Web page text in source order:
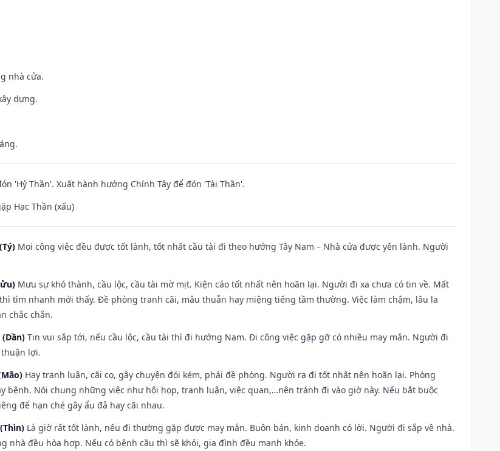
nhà cửa.
dựng.
'Hỷ Thần'. Xuất hành hướng Chính Tây để đón 'Tài Thần'.
Hạc Thần (xấu)
Mọi công việc đều được tốt lành, tốt nhất cầu tài đi theo hướng Tây Nam – Nhà cửa được yên lành. Người
Mưu sự khó thành, cầu lộc, cầu tài mờ mịt. Kiện cáo tốt nhất nên hoãn lại. Người đi xa chưa có tin về. Mất
tìm nhanh mới thấy. Đề phòng tranh cãi, mâu thuẫn hay miệng tiếng tầm thường. Việc làm chậm, lâu la
chắc chắn.
Tin vui sắp tới, nếu cầu lộc, cầu tài thì đi hướng Nam. Đi công việc gặp gỡ có nhiều may mắn. Người đi
lợi.
Hay tranh luận, cãi cọ, gây chuyện đói kém, phải đề phòng. Người ra đi tốt nhất nên hoãn lại. Phòng
bệnh. Nói chung những việc như hội họp, tranh luận, việc quan,…nên tránh đi vào giờ này. Nếu bắt buộc
để hạn ché gây ẩu đả hay cãi nhau.
Là giờ rất tốt lành, nếu đi thường gặp được may mắn. Buôn bán, kinh doanh có lời. Người đi sắp về nhà.
nhà đều hòa hợp. Nếu có bệnh cầu thì sẽ khỏi, gia đình đều mạnh khỏe.